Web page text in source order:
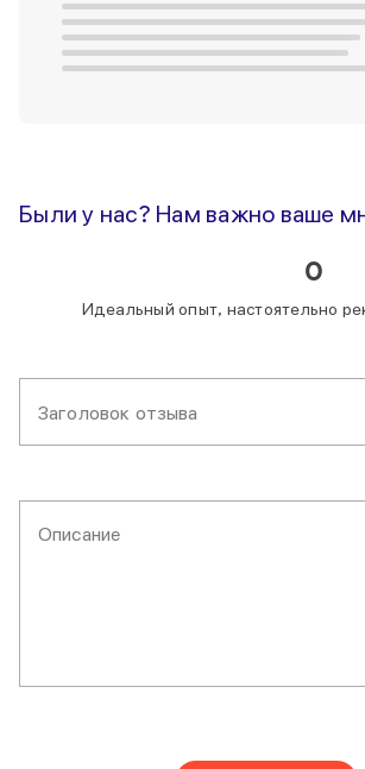
Были у нас? Нам важно ваше
0
Идеальный опыт, настоятельно
Заголовок отзыва
Описание